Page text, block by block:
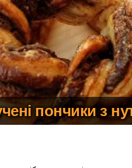
пончики з